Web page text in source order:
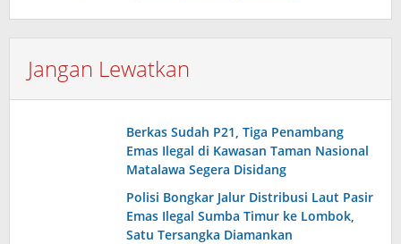
Jangan Lewatkan
Berkas Sudah P21, Tiga Penambang
Emas Ilegal di Kawasan Taman Nasional
Matalawa Segera Disidang
Polisi Bongkar Jalur Distribusi Laut Pasir
Emas Ilegal Sumba Timur ke Lombok,
Satu Tersangka Diamankan